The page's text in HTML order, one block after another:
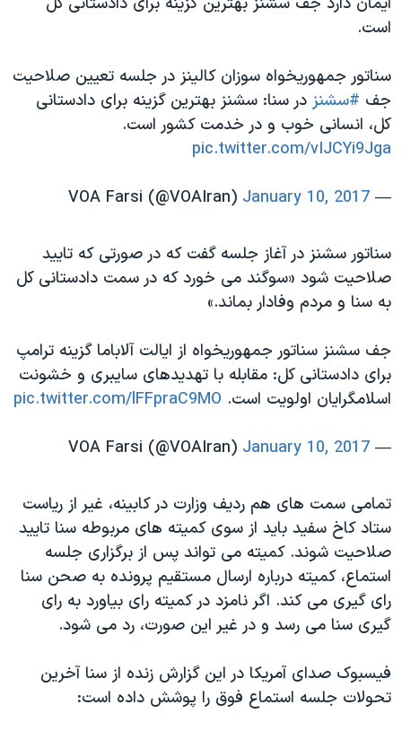
است.
سناتور جمهوریخواه سوزان کالینز در جلسه تعیین صلاحیت
جف #سشنز در سنا: سشنز بهترین گزینه برای دادستانی
کل، انسانی خوب و در خدمت کشور است.
pic.twitter.com/vIJCYi9Jga
— VOA Farsi (@VOAIran)
January 10, 2017
سناتور سشنز در آغاز جلسه گفت که در صورتی که تایید
صلاحیت شود «سوگند می خورد که در سمت دادستانی کل
به سنا و مردم وفادار بماند.»
جف سشنز سناتور جمهوریخواه از ایالت آلاباما گزینه ترامپ
برای دادستانی کل: مقابله با تهدیدهای سایبری و خشونت
اسلامگرایان اولویت است. pic.twitter.com/lFFpraC9MO
— VOA Farsi (@VOAIran)
January 10, 2017
تمامی سمت های هم ردیف وزارت در کابینه، غیر از ریاست
ستاد کاخ سفید باید از سوی کمیته های مربوطه سنا تایید
صلاحیت شوند. کمیته می تواند پس از برگزاری جلسه
استماع، کمیته درباره ارسال مستقیم پرونده به صحن سنا
رای گیری می کند. اگر نامزد در کمیته رای بیاورد به رای
گیری سنا می رسد و در غیر این صورت، رد می شود.
فیسبوک صدای آمریکا در این گزارش زنده از سنا آخرین
تحولات جلسه استماع فوق را پوشش داده است: